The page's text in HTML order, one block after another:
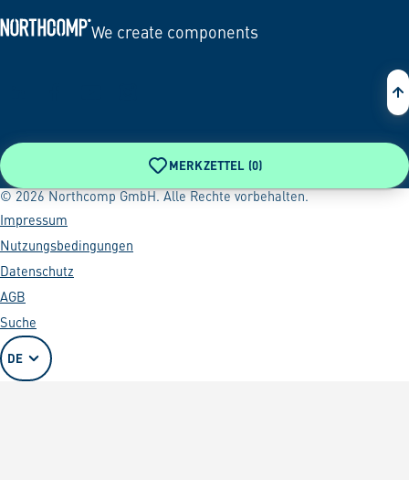
We create components
MERKZETTEL (0)
© 2026 Northcomp GmbH. Alle Rechte vorbehalten.
Impressum
Nutzungsbedingungen
Datenschutz
AGB
Suche
DE